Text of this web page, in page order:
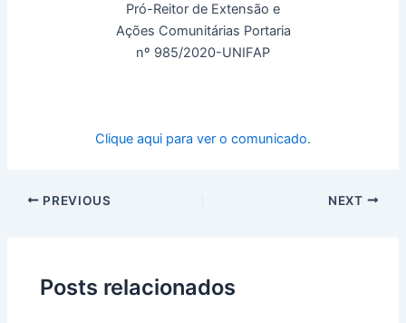
Pró-Reitor de Extensão e
Ações Comunitárias Portaria
nº 985/2020-UNIFAP
Clique aqui para ver o comunicado.
PREVIOUS NEXT
Posts relacionados